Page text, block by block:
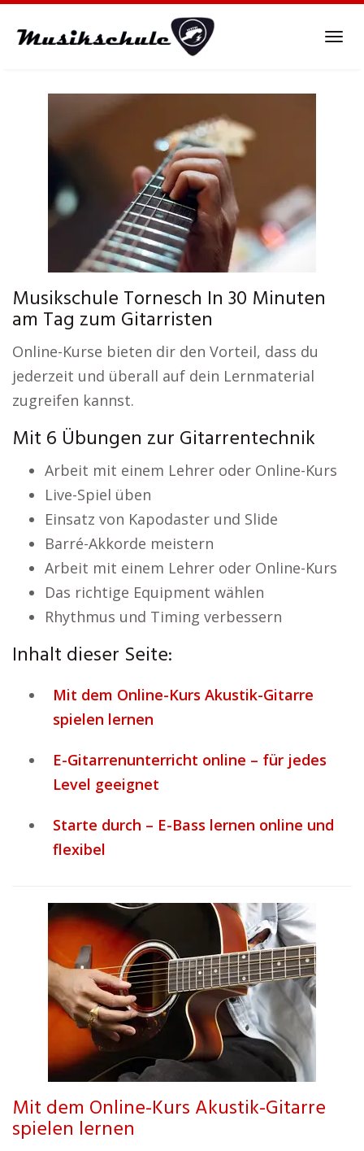
Musikschule Tornesch In 30 Minuten
am Tag zum Gitarristen
Online-Kurse bieten dir den Vorteil, dass du
jederzeit und überall auf dein Lernmaterial
zugreifen kannst.
Mit 6 Übungen zur Gitarrentechnik
Arbeit mit einem Lehrer oder Online-Kurs
Live-Spiel üben
Einsatz von Kapodaster und Slide
Barré-Akkorde meistern
Arbeit mit einem Lehrer oder Online-Kurs
Das richtige Equipment wählen
Rhythmus und Timing verbessern
Inhalt dieser Seite:
Mit dem Online-Kurs Akustik-Gitarre
spielen lernen
E-Gitarrenunterricht online – für jedes
Level geeignet
Starte durch – E-Bass lernen online und
flexibel
Mit dem Online-Kurs Akustik-Gitarre
spielen lernen